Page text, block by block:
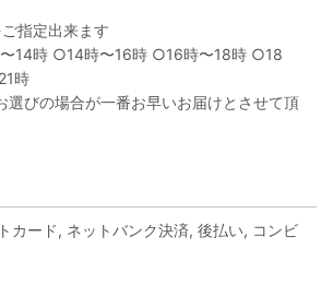
指定出来ます
14時 ○14時〜16時 ○16時〜18時 ○18
時
びの場合が一番お早いお届けとさせて頂
カード, ネットバンク決済, 後払い, コンビ